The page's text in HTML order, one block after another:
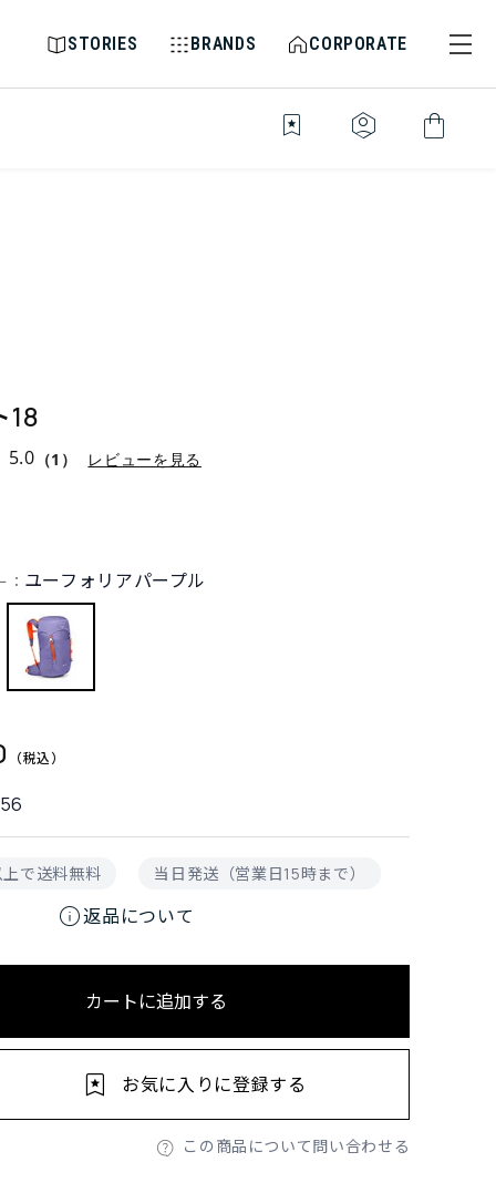
STORIES BRANDS CORPORATE
bookmark_star identity_platform shopping_bag
18
5.0 （1） レビューを見る
： ユーフォリアパープル
で送料無料 当日発送（営業日15時まで）
info返品について
カートに追加する
この商品について問い合わせる
お気に入りに登録する